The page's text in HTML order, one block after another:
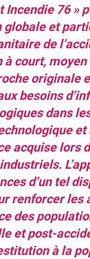
Incendie 76 »
globale et
de
à court,
originale
besoins
dans
et
acquise lors
d’un tel
renforcer les
des
et post-
à la